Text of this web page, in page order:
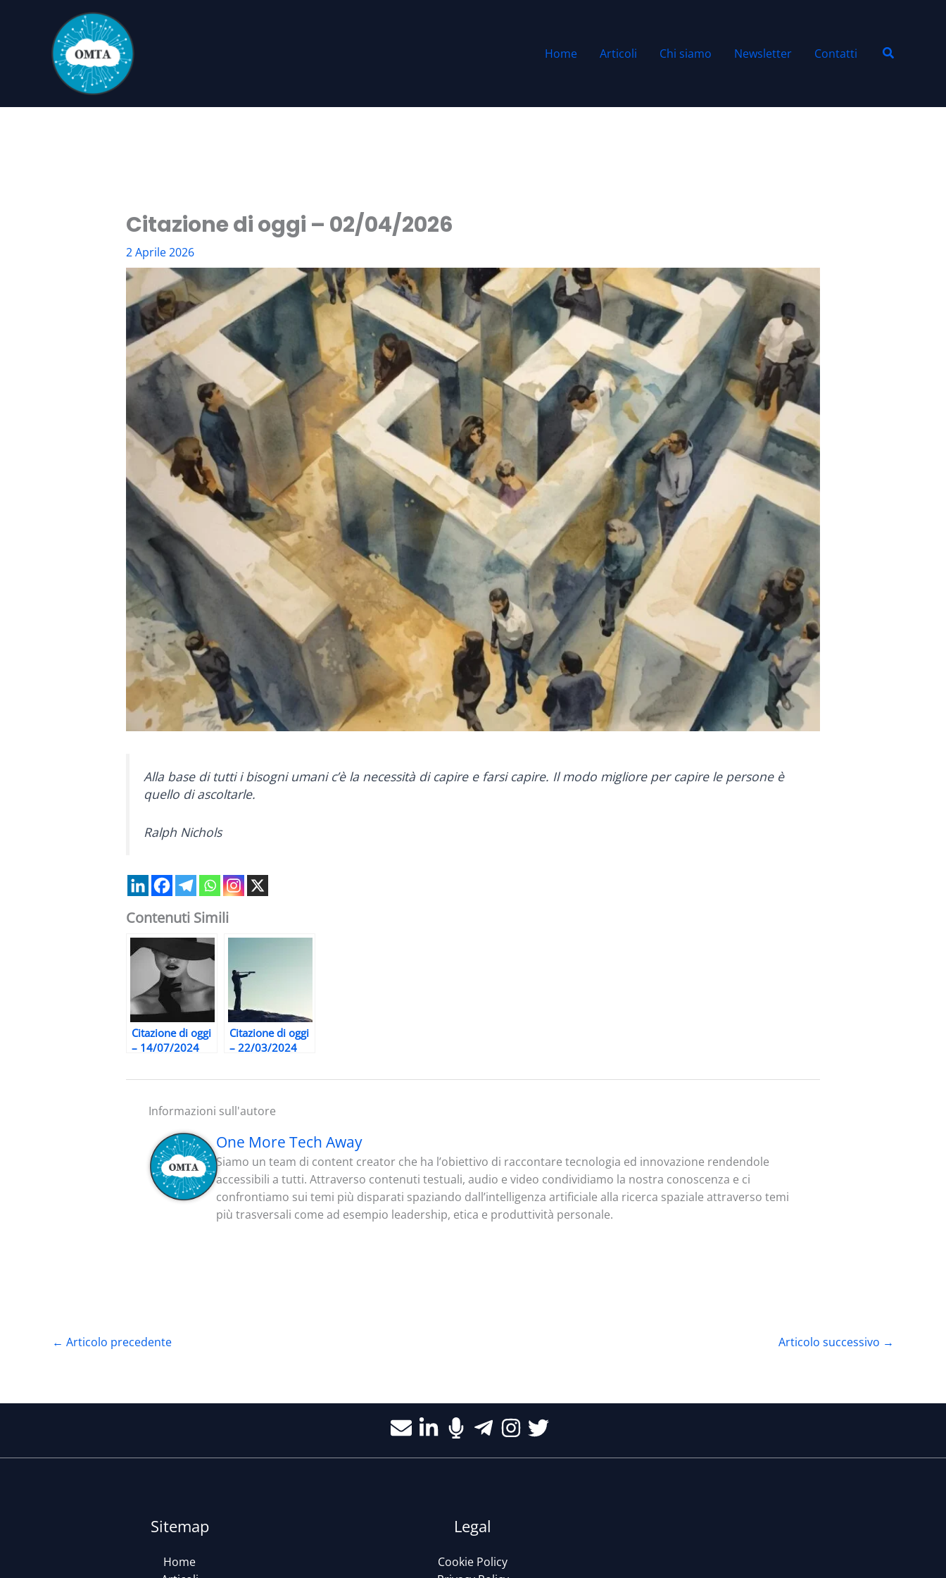
contenuto
Home Articoli Chi siamo Newsletter Contatti Cerca
Citazione di oggi – 02/04/2026
2 Aprile 2026
Alla base di tutti i bisogni umani c’è la necessità di capire e farsi capire. Il modo migliore per capire le persone è
quello di ascoltarle.
Ralph Nichols
Contenuti Simili
Citazione di oggi
– 14/07/2024
Citazione di oggi
– 22/03/2024
Informazioni sull'autore
One More Tech Away
Siamo un team di content creator che ha l’obiettivo di raccontare tecnologia ed innovazione rendendole
accessibili a tutti. Attraverso contenuti testuali, audio e video condividiamo la nostra conoscenza e ci
confrontiamo sui temi più disparati spaziando dall’intelligenza artificiale alla ricerca spaziale attraverso temi
più trasversali come ad esempio leadership, etica e produttività personale.
← Articolo precedente Articolo successivo →
Sitemap
Home
Legal
Cookie Policy